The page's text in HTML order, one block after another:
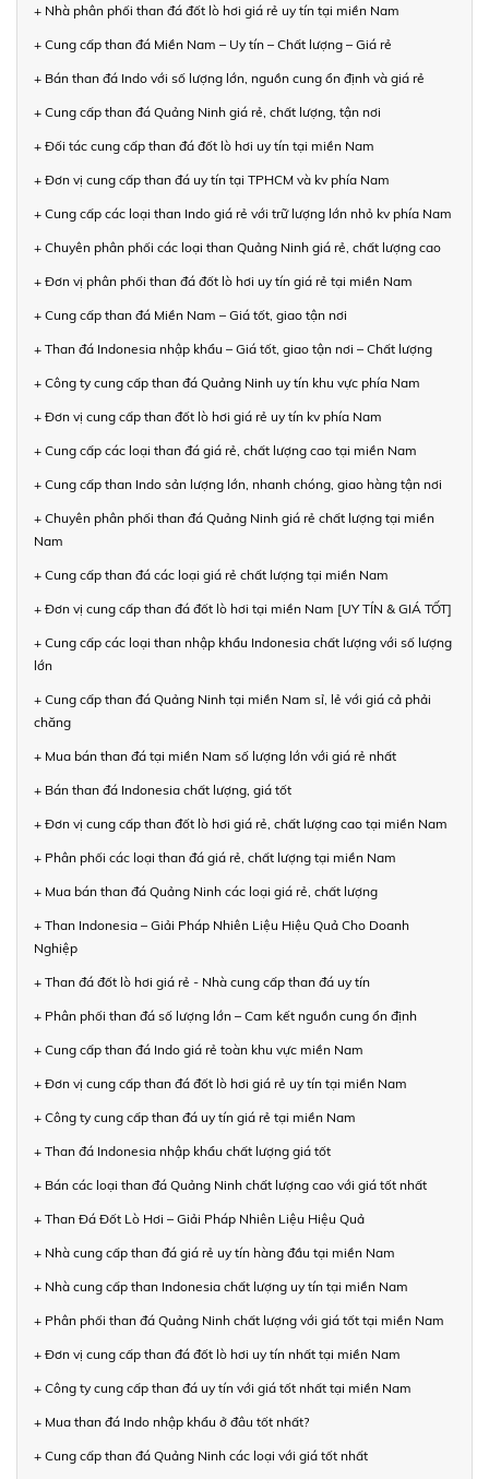
+ Nhà phân phối than đá đốt lò hơi giá rẻ uy tín tại miền Nam
+ Cung cấp than đá Miền Nam – Uy tín – Chất lượng – Giá rẻ
+ Bán than đá Indo với số lượng lớn, nguồn cung ổn định và giá rẻ
+ Cung cấp than đá Quảng Ninh giá rẻ, chất lượng, tận nơi
+ Đối tác cung cấp than đá đốt lò hơi uy tín tại miền Nam
+ Đơn vị cung cấp than đá uy tín tại TPHCM và kv phía Nam
+ Cung cấp các loại than Indo giá rẻ với trữ lượng lớn nhỏ kv phía Nam
+ Chuyên phân phối các loại than Quảng Ninh giá rẻ, chất lượng cao
+ Đơn vị phân phối than đá đốt lò hơi uy tín giá rẻ tại miền Nam
+ Cung cấp than đá Miền Nam – Giá tốt, giao tận nơi
+ Than đá Indonesia nhập khẩu – Giá tốt, giao tận nơi – Chất lượng
+ Công ty cung cấp than đá Quảng Ninh uy tín khu vực phía Nam
+ Đơn vị cung cấp than đốt lò hơi giá rẻ uy tín kv phía Nam
+ Cung cấp các loại than đá giá rẻ, chất lượng cao tại miền Nam
+ Cung cấp than Indo sản lượng lớn, nhanh chóng, giao hàng tận nơi
+ Chuyên phân phối than đá Quảng Ninh giá rẻ chất lượng tại miền
Nam
+ Cung cấp than đá các loại giá rẻ chất lượng tại miền Nam
+ Đơn vị cung cấp than đá đốt lò hơi tại miền Nam [UY TÍN & GIÁ TỐT]
+ Cung cấp các loại than nhập khẩu Indonesia chất lượng với số lượng
lớn
+ Cung cấp than đá Quảng Ninh tại miền Nam sỉ, lẻ với giá cả phải
chăng
+ Mua bán than đá tại miền Nam số lượng lớn với giá rẻ nhất
+ Bán than đá Indonesia chất lượng, giá tốt
+ Đơn vị cung cấp than đốt lò hơi giá rẻ, chất lượng cao tại miền Nam
+ Phân phối các loại than đá giá rẻ, chất lượng tại miền Nam
+ Mua bán than đá Quảng Ninh các loại giá rẻ, chất lượng
+ Than Indonesia – Giải Pháp Nhiên Liệu Hiệu Quả Cho Doanh
Nghiệp
+ Than đá đốt lò hơi giá rẻ - Nhà cung cấp than đá uy tín
+ Phân phối than đá số lượng lớn – Cam kết nguồn cung ổn định
+ Cung cấp than đá Indo giá rẻ toàn khu vực miền Nam
+ Đơn vị cung cấp than đá đốt lò hơi giá rẻ uy tín tại miền Nam
+ Công ty cung cấp than đá uy tín giá rẻ tại miền Nam
+ Than đá Indonesia nhập khẩu chất lượng giá tốt
+ Bán các loại than đá Quảng Ninh chất lượng cao với giá tốt nhất
+ Than Đá Đốt Lò Hơi – Giải Pháp Nhiên Liệu Hiệu Quả
+ Nhà cung cấp than đá giá rẻ uy tín hàng đầu tại miền Nam
+ Nhà cung cấp than Indonesia chất lượng uy tín tại miền Nam
+ Phân phối than đá Quảng Ninh chất lượng với giá tốt tại miền Nam
+ Đơn vị cung cấp than đá đốt lò hơi uy tín nhất tại miền Nam
+ Công ty cung cấp than đá uy tín với giá tốt nhất tại miền Nam
+ Mua than đá Indo nhập khẩu ở đâu tốt nhất?
+ Cung cấp than đá Quảng Ninh các loại với giá tốt nhất